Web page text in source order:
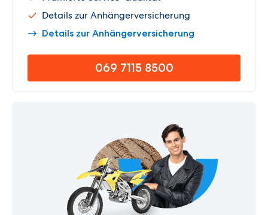
Details zur Anhängerversicherung
Details zur Anhängerversicherung
069 7115 8500